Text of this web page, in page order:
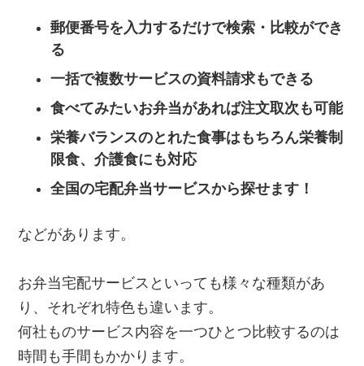
郵便番号を入力するだけで検索・比較ができ
る
一括で複数サービスの資料請求もできる
食べてみたいお弁当があれば注文取次も可能
栄養バランスのとれた食事はもちろん栄養制
限食、介護食にも対応
全国の宅配弁当サービスから探せます！
などがあります。
お弁当宅配サービスといっても様々な種類があ
り、それぞれ特色も違います。
何社ものサービス内容を一つひとつ比較するのは
時間も手間もかかります。